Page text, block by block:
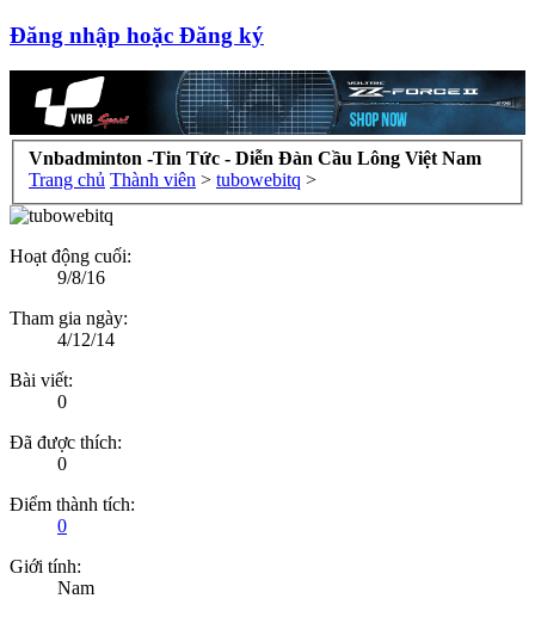
Đăng nhập hoặc Đăng ký
Vnbadminton -Tin Tức - Diễn Đàn Cầu Lông Việt Nam
Trang chủ Thành viên > tubowebitq >
Hoạt động cuối:
9/8/16
Tham gia ngày:
4/12/14
Bài viết:
0
Đã được thích:
0
Điểm thành tích:
0
Giới tính:
Nam